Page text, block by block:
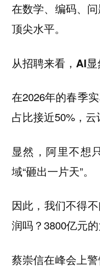
在数学、编码、
顶尖水平。
从招聘来看， AI显
在2026年的春季
占比接近50%，云
显然，阿里不想
域“砸出一片天”。
因此，我们不得
润吗？3800亿元
蔡崇信在峰会上